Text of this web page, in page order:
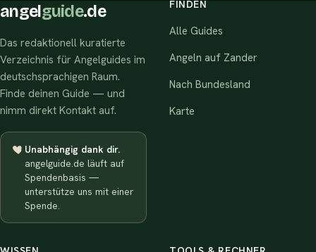
angelguide.de
Das redaktionell kuratierte
Verzeichnis für Angelguides im
deutschsprachigen Raum.
Finde deinen Guide — und
nimm direkt Kontakt auf.
Unabhängig dank dir.
angelguide.de läuft auf
Spendenbasis —
unterstütze uns mit einer
Spende.
FINDEN
Alle Guides
Angeln auf Zander
Nach Bundesland
Karte